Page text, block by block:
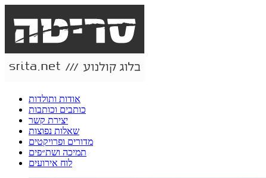
אודות ותולדות
כותבים וכותבות
יצירת קשר
שאלות נפוצות
מדורים ופרויקטים
תמיכה ושת״פים
לוח אירועים